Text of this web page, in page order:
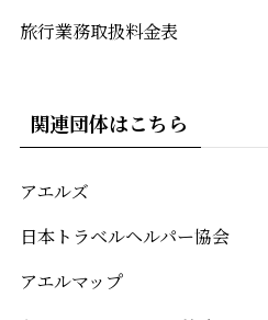
旅行業務取扱料金表
関連団体はこちら
アエルズ
日本トラベルヘルパー協会
アエルマップ